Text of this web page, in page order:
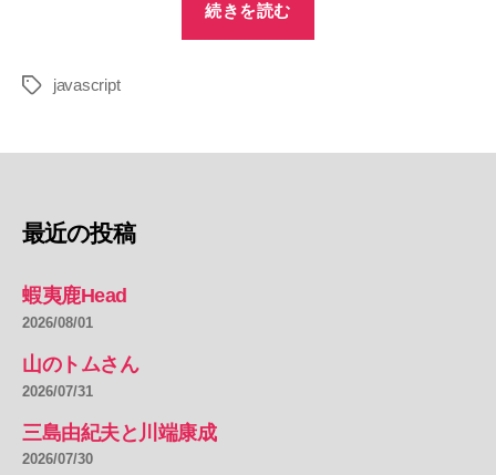
続きを読む
タ
javascript
最近の投稿
蝦夷鹿Head
2026/08/01
山のトムさん
2026/07/31
三島由紀夫と川端康成
2026/07/30